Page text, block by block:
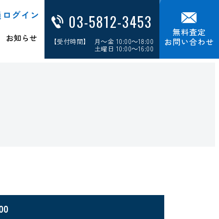
グイン
お知らせ
03-5812-3453
【受付時間】 月～金 10:00～18:00
土曜日 10:00～16:00
無料査定
お問い合わせ